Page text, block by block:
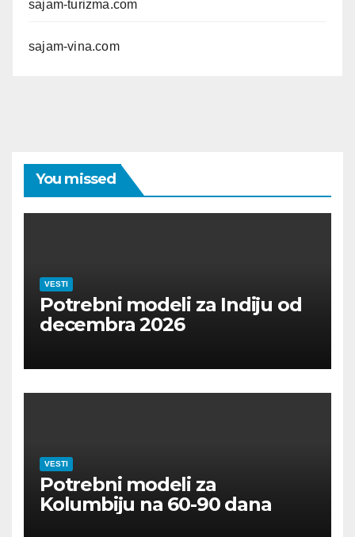
sajam-turizma.com
sajam-vina.com
You missed
VESTI
Potrebni modeli za Indiju od
decembra 2026
VESTI
Potrebni modeli za
Kolumbiju na 60-90 dana